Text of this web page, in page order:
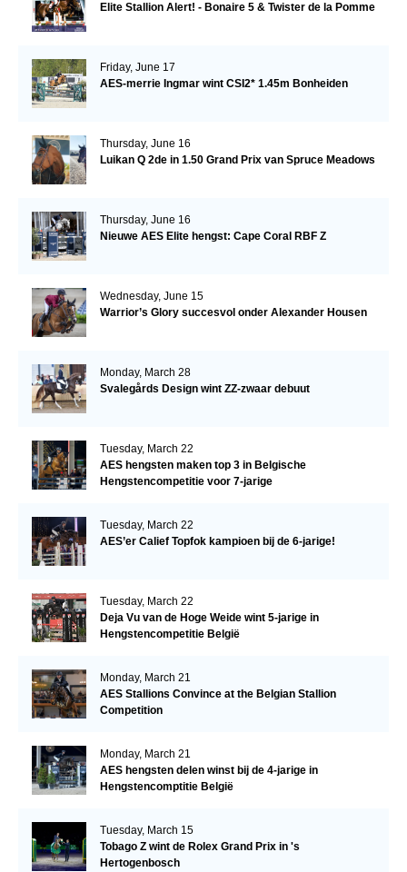
Elite Stallion Alert! - Bonaire 5 & Twister de la Pomme
Friday, June 17
AES-merrie Ingmar wint CSI2* 1.45m Bonheiden
Thursday, June 16
Luikan Q 2de in 1.50 Grand Prix van Spruce Meadows
Thursday, June 16
Nieuwe AES Elite hengst: Cape Coral RBF Z
Wednesday, June 15
Warrior’s Glory succesvol onder Alexander Housen
Monday, March 28
Svalegårds Design wint ZZ-zwaar debuut
Tuesday, March 22
AES hengsten maken top 3 in Belgische
Hengstencompetitie voor 7-jarige
Tuesday, March 22
AES’er Calief Topfok kampioen bij de 6-jarige!
Tuesday, March 22
Deja Vu van de Hoge Weide wint 5-jarige in
Hengstencompetitie België
Monday, March 21
AES Stallions Convince at the Belgian Stallion
Competition
Monday, March 21
AES hengsten delen winst bij de 4-jarige in
Hengstencomptitie België
Tuesday, March 15
Tobago Z wint de Rolex Grand Prix in 's
Hertogenbosch